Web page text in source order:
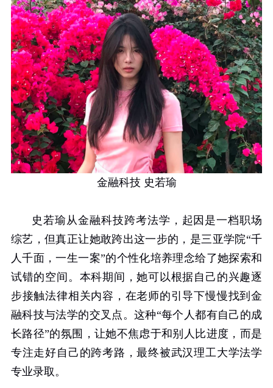
金融科技 史若瑜
史若瑜从金融科技跨考法学，起因是一档职场
综艺，但真正让她敢跨出这一步的，是三亚学院“千
人千面，一生一案”的个性化培养理念给了她探索和
试错的空间。本科期间，她可以根据自己的兴趣逐
步接触法律相关内容，在老师的引导下慢慢找到金
融科技与法学的交叉点。这种“每个人都有自己的成
长路径”的氛围，让她不焦虑于和别人比进度，而是
专注走好自己的跨考路，最终被武汉理工大学法学
专业录取。